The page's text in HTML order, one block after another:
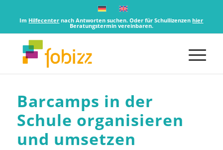
Im Hilfecenter nach Antworten suchen. Oder für Schullizenzenhier
Beratungstermin vereinbaren.
Barcamps in der
Schule organisieren
und umsetzen